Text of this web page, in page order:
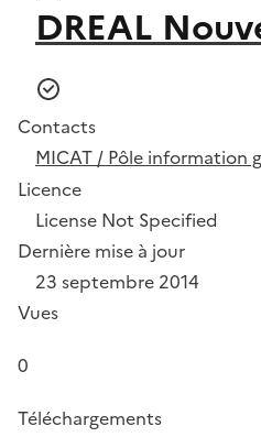
DREAL
Contacts
MICAT / Pôle information
Licence
License Not Specified
Dernière mise à jour
23 septembre 2014
Vues
0
Téléchargements